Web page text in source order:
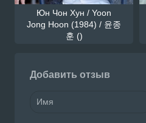
Юн Чон Хун / Yoon
Jong Hoon (1984) / 윤종
훈 ()
Добавить отзыв